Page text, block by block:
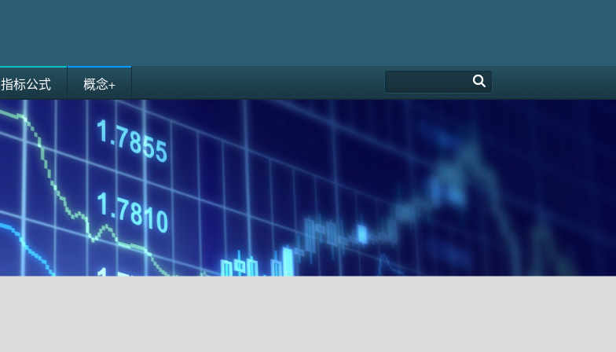
指标公式 概念+